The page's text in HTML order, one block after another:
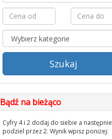
Szukaj
Bądź na bieżąco
Cyfry 4 i 2 dodaj do siebie a następnie
podziel przez 2. Wynik wpisz poniżej: